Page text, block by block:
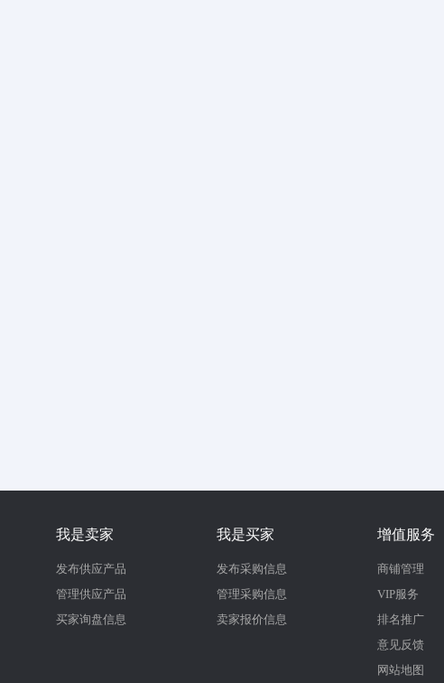
我是卖家
发布供应产品
管理供应产品
买家询盘信息
我是买家
发布采购信息
管理采购信息
卖家报价信息
增值服务
商铺管理
VIP服务
排名推广
意见反馈
网站地图